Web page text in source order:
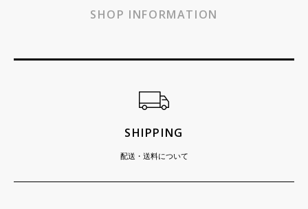
SHOP INFORMATION
SHIPPING
配送・送料について